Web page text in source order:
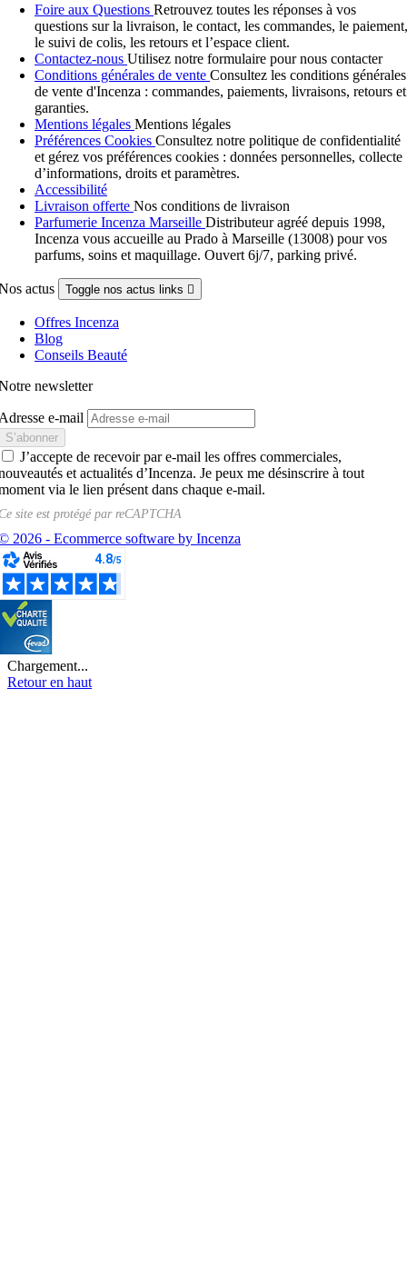
Foire aux Questions Retrouvez toutes les réponses à vos
questions sur la livraison, le contact, les commandes, le paiement,
le suivi de colis, les retours et l’espace client.
Contactez-nous Utilisez notre formulaire pour nous contacter
Conditions générales de vente Consultez les conditions générales
de vente d'Incenza : commandes, paiements, livraisons, retours et
garanties.
Mentions légales Mentions légales
Préférences Cookies Consultez notre politique de confidentialité
et gérez vos préférences cookies : données personnelles, collecte
d’informations, droits et paramètres.
Accessibilité
Livraison offerte Nos conditions de livraison
Parfumerie Incenza Marseille Distributeur agréé depuis 1998,
Incenza vous accueille au Prado à Marseille (13008) pour vos
parfums, soins et maquillage. Ouvert 6j/7, parking privé.
actus Toggle nos actus links 
Offres Incenza
Blog
Conseils Beauté
newsletter
e-mail
J’accepte de recevoir par e-mail les offres commerciales,
et actualités d’Incenza. Je peux me désinscrire à tout
via le lien présent dans chaque e-mail.
site est protégé parreCAPTCHA
2026 - Ecommerce software by Incenza
Chargement...
Retour en haut